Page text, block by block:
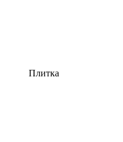
Плитка